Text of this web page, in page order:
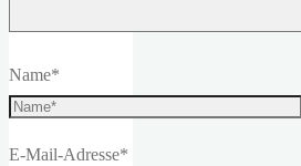
Name*
E-Mail-Adresse*